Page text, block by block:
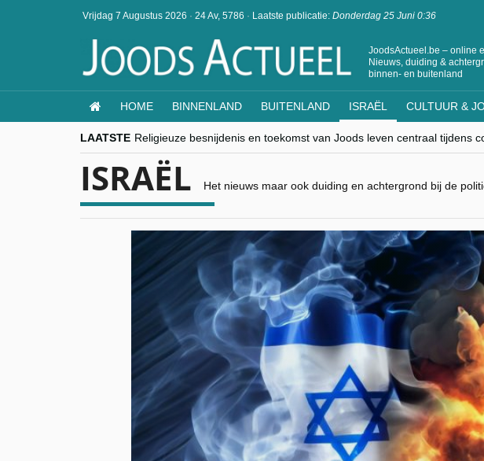
Vrijdag 7 Augustus 2026 · 24 Av, 5786 · Laatste publicatie: Donderdag 25 Juni 0:36
JoodsActueel.be – online
Nieuws, duiding &
binnen- en buitenland
HOME BINNENLAND BUITENLAND ISRAËL CULTUUR &
LAATSTE Religieuze besnijdenis en toekomst van Joods leven centraal tijdens
“Besnijdenisdebat toont hoe moeilijk seculiere Westen minderheden
CITYTRIP | ROEMENIË – Boekarest: de verrassing van Oost-Europa
“Vandaag zit elke Jood in België op de beklaagdenbank”
goKosher lanceert nieuwe website en samenwerking met Mishpacha
ISRAËL Het nieuws maar ook duiding en achtergrond bij de